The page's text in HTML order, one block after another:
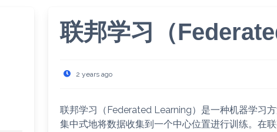
联邦学习（
2 years ago
联邦学习（Federated Learning）是一种机器学习
集中式地将数据收集到一个中心位置进行训练。在